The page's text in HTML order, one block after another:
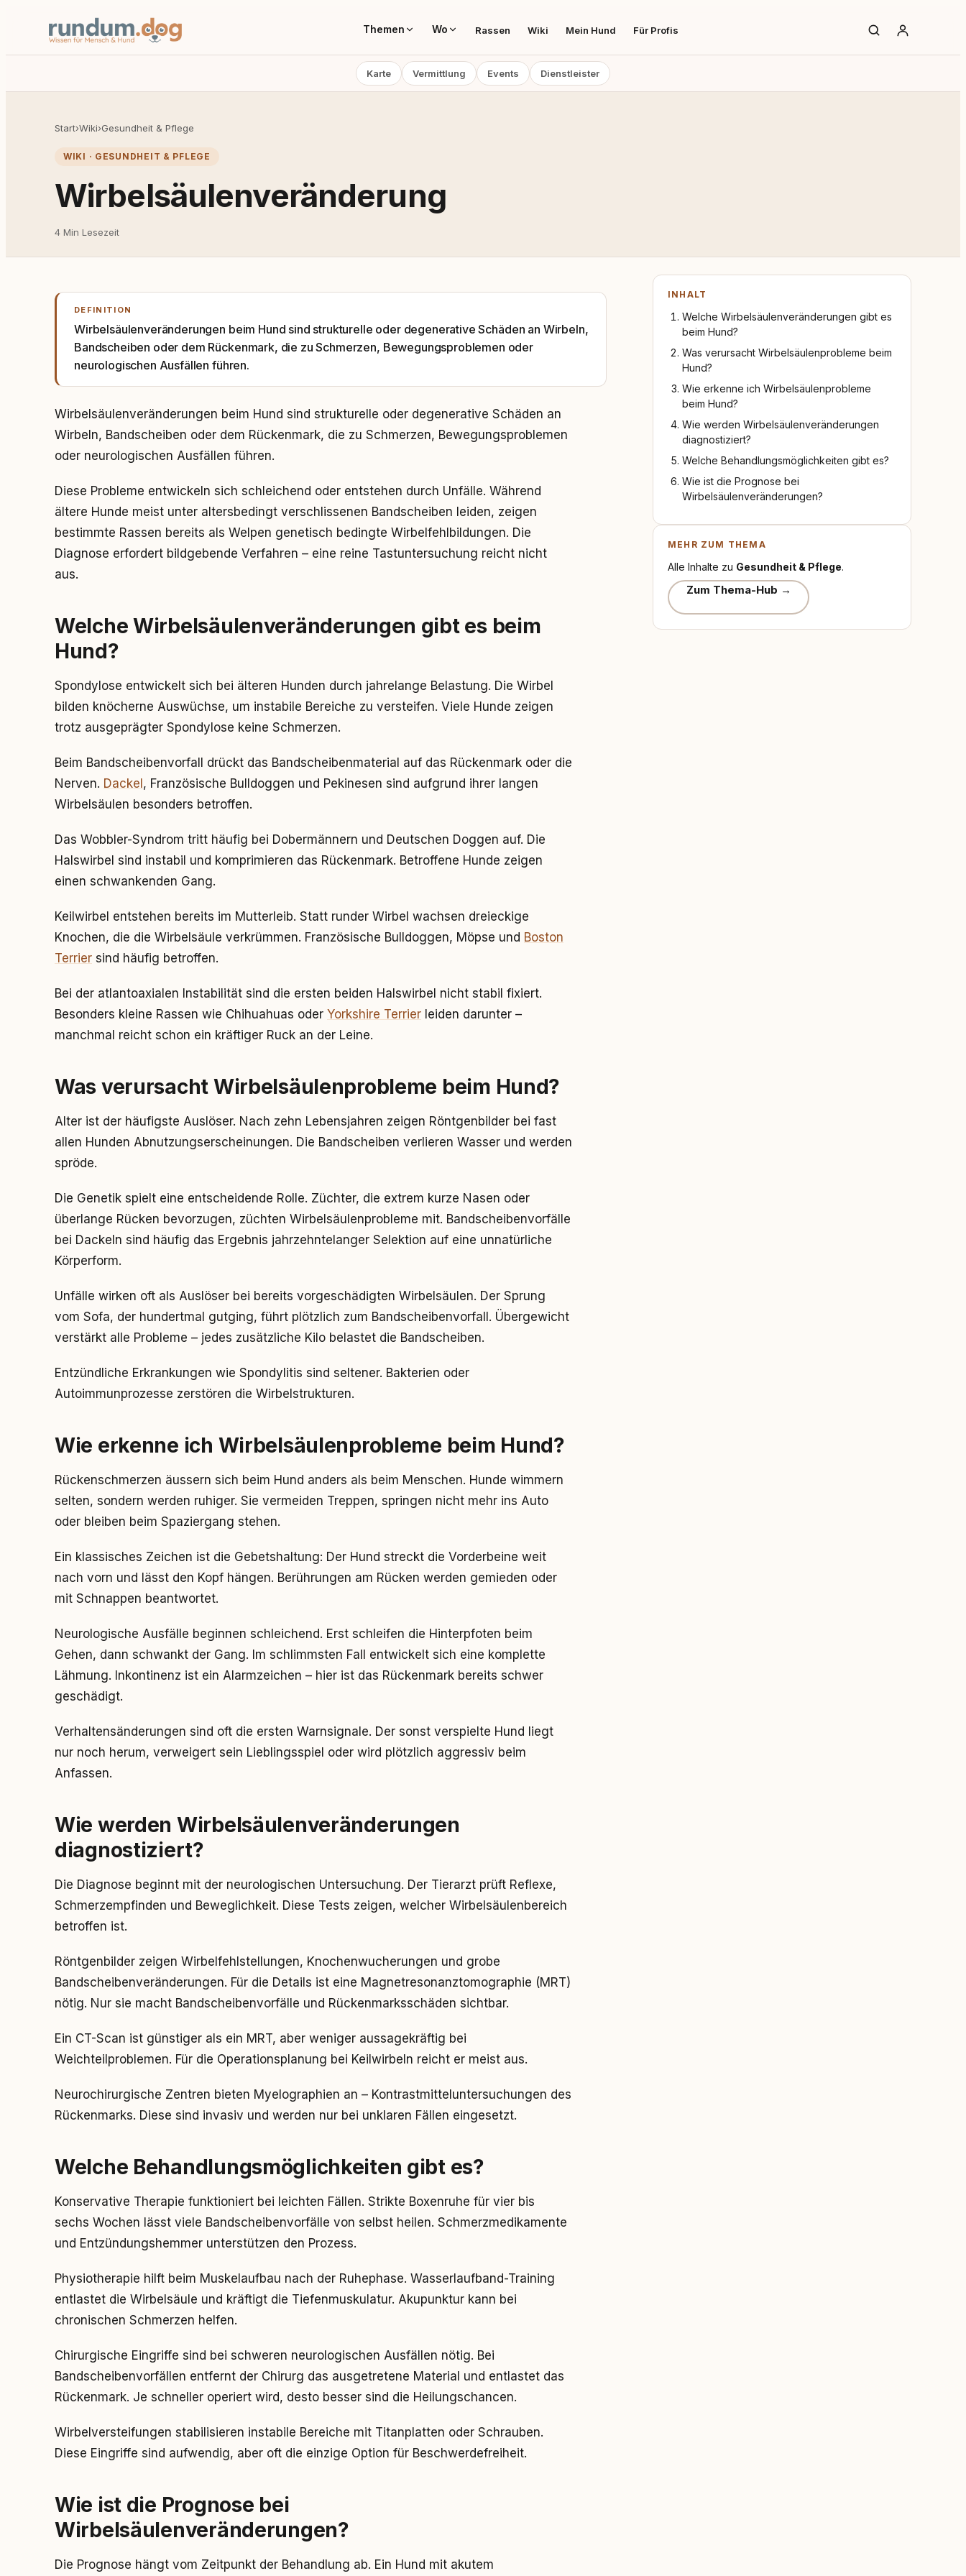
Themen Wo Rassen Wiki Mein Hund Für Profis
Karte Vermittlung Events Dienstleister
Start›Wiki›Gesundheit & Pflege
WIKI · GESUNDHEIT & PFLEGE
Wirbelsäulenveränderung
4 Min Lesezeit
DEFINITION
Wirbelsäulenveränderungen beim Hund sind strukturelle oder degenerative Schäden an Wirbeln,
Bandscheiben oder dem Rückenmark, die zu Schmerzen, Bewegungsproblemen oder
neurologischen Ausfällen führen.
Wirbelsäulenveränderungen beim Hund sind strukturelle oder degenerative Schäden an
Wirbeln, Bandscheiben oder dem Rückenmark, die zu Schmerzen, Bewegungsproblemen
oder neurologischen Ausfällen führen.
Diese Probleme entwickeln sich schleichend oder entstehen durch Unfälle. Während
ältere Hunde meist unter altersbedingt verschlissenen Bandscheiben leiden, zeigen
bestimmte Rassen bereits als Welpen genetisch bedingte Wirbelfehlbildungen. Die
Diagnose erfordert bildgebende Verfahren – eine reine Tastuntersuchung reicht nicht
aus.
Welche Wirbelsäulenveränderungen gibt es beim
Hund?
Spondylose entwickelt sich bei älteren Hunden durch jahrelange Belastung. Die Wirbel
bilden knöcherne Auswüchse, um instabile Bereiche zu versteifen. Viele Hunde zeigen
trotz ausgeprägter Spondylose keine Schmerzen.
Beim Bandscheibenvorfall drückt das Bandscheibenmaterial auf das Rückenmark oder die
Nerven. Dackel , Französische Bulldoggen und Pekinesen sind aufgrund ihrer langen
Wirbelsäulen besonders betroffen.
Das Wobbler-Syndrom tritt häufig bei Dobermännern und Deutschen Doggen auf. Die
Halswirbel sind instabil und komprimieren das Rückenmark. Betroffene Hunde zeigen
einen schwankenden Gang.
Keilwirbel entstehen bereits im Mutterleib. Statt runder Wirbel wachsen dreieckige
Knochen, die die Wirbelsäule verkrümmen. Französische Bulldoggen, Möpse und Boston
Terrier sind häufig betroffen.
Bei der atlantoaxialen Instabilität sind die ersten beiden Halswirbel nicht stabil fixiert.
Besonders kleine Rassen wie Chihuahuas oder Yorkshire Terrier leiden darunter –
manchmal reicht schon ein kräftiger Ruck an der Leine.
Was verursacht Wirbelsäulenprobleme beim Hund?
Alter ist der häufigste Auslöser. Nach zehn Lebensjahren zeigen Röntgenbilder bei fast
allen Hunden Abnutzungserscheinungen. Die Bandscheiben verlieren Wasser und werden
spröde.
Die Genetik spielt eine entscheidende Rolle. Züchter, die extrem kurze Nasen oder
überlange Rücken bevorzugen, züchten Wirbelsäulenprobleme mit. Bandscheibenvorfälle
bei Dackeln sind häufig das Ergebnis jahrzehntelanger Selektion auf eine unnatürliche
Körperform.
Unfälle wirken oft als Auslöser bei bereits vorgeschädigten Wirbelsäulen. Der Sprung
vom Sofa, der hundertmal gutging, führt plötzlich zum Bandscheibenvorfall. Übergewicht
verstärkt alle Probleme – jedes zusätzliche Kilo belastet die Bandscheiben.
Entzündliche Erkrankungen wie Spondylitis sind seltener. Bakterien oder
Autoimmunprozesse zerstören die Wirbelstrukturen.
Wie erkenne ich Wirbelsäulenprobleme beim Hund?
Rückenschmerzen äussern sich beim Hund anders als beim Menschen. Hunde wimmern
selten, sondern werden ruhiger. Sie vermeiden Treppen, springen nicht mehr ins Auto
oder bleiben beim Spaziergang stehen.
Ein klassisches Zeichen ist die Gebetshaltung: Der Hund streckt die Vorderbeine weit
nach vorn und lässt den Kopf hängen. Berührungen am Rücken werden gemieden oder
mit Schnappen beantwortet.
Neurologische Ausfälle beginnen schleichend. Erst schleifen die Hinterpfoten beim
Gehen, dann schwankt der Gang. Im schlimmsten Fall entwickelt sich eine komplette
Lähmung. Inkontinenz ist ein Alarmzeichen – hier ist das Rückenmark bereits schwer
geschädigt.
Verhaltensänderungen sind oft die ersten Warnsignale. Der sonst verspielte Hund liegt
nur noch herum, verweigert sein Lieblingsspiel oder wird plötzlich aggressiv beim
Anfassen.
Wie werden Wirbelsäulenveränderungen
diagnostiziert?
Die Diagnose beginnt mit der neurologischen Untersuchung. Der Tierarzt prüft Reflexe,
Schmerzempfinden und Beweglichkeit. Diese Tests zeigen, welcher Wirbelsäulenbereich
betroffen ist.
Röntgenbilder zeigen Wirbelfehlstellungen, Knochenwucherungen und grobe
Bandscheibenveränderungen. Für die Details ist eine Magnetresonanztomographie (MRT)
nötig. Nur sie macht Bandscheibenvorfälle und Rückenmarksschäden sichtbar.
Ein CT-Scan ist günstiger als ein MRT, aber weniger aussagekräftig bei
Weichteilproblemen. Für die Operationsplanung bei Keilwirbeln reicht er meist aus.
Neurochirurgische Zentren bieten Myelographien an – Kontrastmitteluntersuchungen des
Rückenmarks. Diese sind invasiv und werden nur bei unklaren Fällen eingesetzt.
Welche Behandlungsmöglichkeiten gibt es?
Konservative Therapie funktioniert bei leichten Fällen. Strikte Boxenruhe für vier bis
sechs Wochen lässt viele Bandscheibenvorfälle von selbst heilen. Schmerzmedikamente
und Entzündungshemmer unterstützen den Prozess.
Physiotherapie hilft beim Muskelaufbau nach der Ruhephase. Wasserlaufband-Training
entlastet die Wirbelsäule und kräftigt die Tiefenmuskulatur. Akupunktur kann bei
chronischen Schmerzen helfen.
Chirurgische Eingriffe sind bei schweren neurologischen Ausfällen nötig. Bei
Bandscheibenvorfällen entfernt der Chirurg das ausgetretene Material und entlastet das
Rückenmark. Je schneller operiert wird, desto besser sind die Heilungschancen.
Wirbelversteifungen stabilisieren instabile Bereiche mit Titanplatten oder Schrauben.
Diese Eingriffe sind aufwendig, aber oft die einzige Option für Beschwerdefreiheit.
Wie ist die Prognose bei
Wirbelsäulenveränderungen?
Die Prognose hängt vom Zeitpunkt der Behandlung ab. Ein Hund mit akutem
INHALT
Welche Wirbelsäulenveränderungen gibt es
beim Hund?
Was verursacht Wirbelsäulenprobleme beim
Hund?
Wie erkenne ich Wirbelsäulenprobleme
beim Hund?
Wie werden Wirbelsäulenveränderungen
diagnostiziert?
Welche Behandlungsmöglichkeiten gibt es?
Wie ist die Prognose bei
Wirbelsäulenveränderungen?
MEHR ZUM THEMA
Alle Inhalte zu Gesundheit & Pflege.
Zum Thema-Hub →